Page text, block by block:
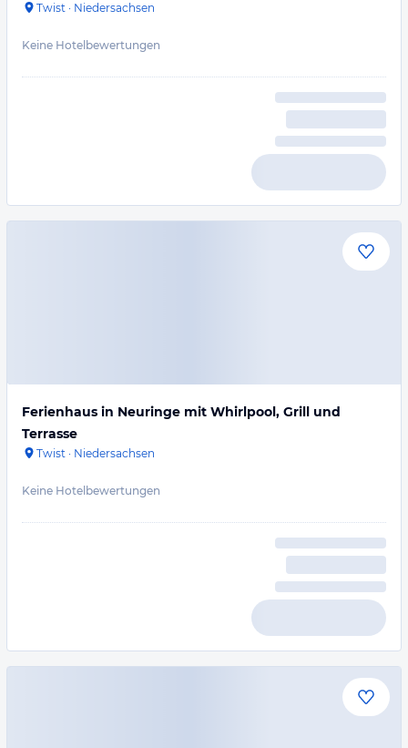
Twist · Niedersachsen
Keine Hotelbewertungen
Ferienhaus in Neuringe mit Whirlpool, Grill und
Terrasse
Twist · Niedersachsen
Keine Hotelbewertungen